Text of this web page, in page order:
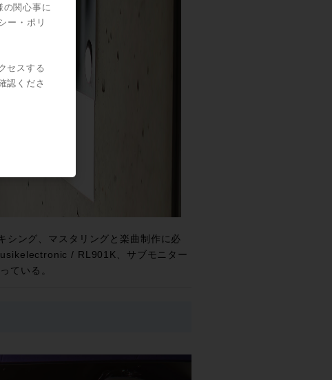
シング、マスタリングと楽曲制作に必
/ RL901K、サブモニター
ている。
関心事に
ー・ポリ
セスする
認くださ